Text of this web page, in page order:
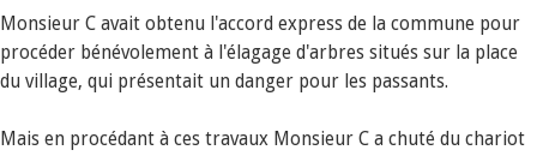
Monsieur C avait obtenu l'accord express de la commune pour
procéder bénévolement à l'élagage d'arbres situés sur la place
du village, qui présentait un danger pour les passants.
Mais en procédant à ces travaux Monsieur C a chuté du chariot